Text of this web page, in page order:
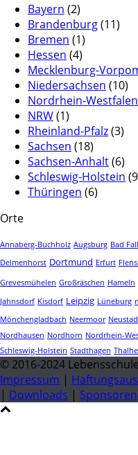
Bayern (2)
Brandenburg(11)
Bremen (1)
Hessen (4)
Mecklenburg-
Niedersachsen (10)
Nordrhein-Westfalen
NRW(1)
Rheinland-Pfalz(3)
Sachsen (18)
Sachsen-Anhalt(6)
Schleswig-Holstein
Thüringen (6)
Orte
Annaberg-Buchholz Augsburg Bad
Delmenhorst Dortmund Erfurt
Grevesmühelen Großräschen Hameln
Jahnsdorf Kisdorf Leipzig Lüneburg
Mönchengladbach Neermoor
Nordhausen Nordhorn Nordrhein-
Schleswig-Holstein Stadthagen
© 2016-2024
Impressum |
| Downloads | Sponsoren